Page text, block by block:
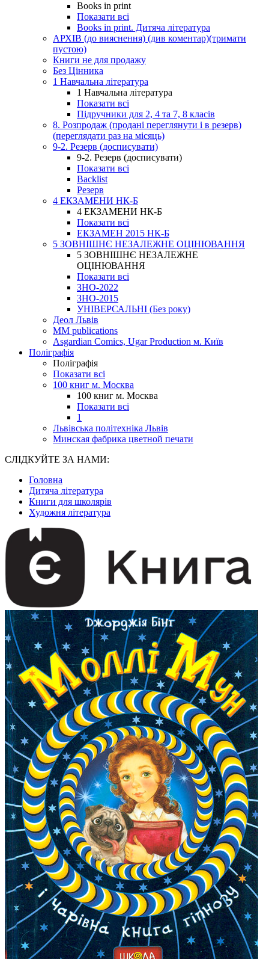
Books in print
Показати всі
Books in print. Дитяча література
АРХІВ (до вияснення) (див коментар)(тримати
пустою)
Книги не для продажу
Без Цінника
1 Навчальна література
1 Навчальна література
Показати всі
Підручники для 2, 4 та 7, 8 класів
8. Розпродаж (продані переглянути і в резерв)
(переглядати раз на місяць)
9-2. Резерв (досписувати)
9-2. Резерв (досписувати)
Показати всі
Backlist
Резерв
4 ЕКЗАМЕНИ НК-Б
4 ЕКЗАМЕНИ НК-Б
Показати всі
ЕКЗАМЕН 2015 НК-Б
5 ЗОВНІШНЄ НЕЗАЛЕЖНЕ ОЦІНЮВАННЯ
5 ЗОВНІШНЄ НЕЗАЛЕЖНЕ
ОЦІНЮВАННЯ
Показати всі
ЗНО-2022
ЗНО-2015
УНІВЕРСАЛЬНІ (Без року)
Деол Львів
MM publications
Asgardian Comics, Ugar Production м. Київ
Поліграфія
Поліграфія
Показати всі
100 книг м. Москва
100 книг м. Москва
Показати всі
1
Львівська політехніка Львів
Минская фабрика цветной печати
СЛІДКУЙТЕ ЗА НАМИ:
Головна
Дитяча література
Книги для школярів
Художня література